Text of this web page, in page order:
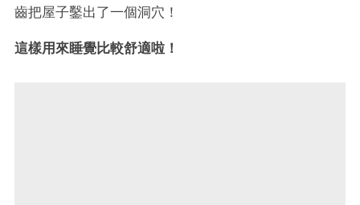
齒把屋子鑿出了一個洞穴！
這樣用來睡覺比較舒適啦！